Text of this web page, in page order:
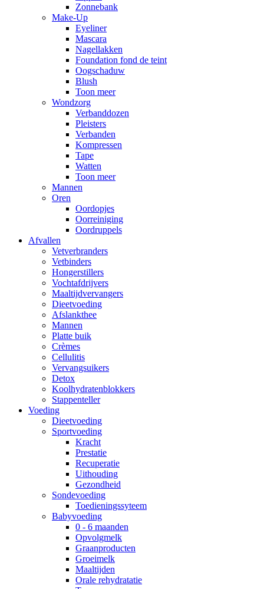
Zonnebank
Make-Up
Eyeliner
Mascara
Nagellakken
Foundation fond de teint
Oogschaduw
Blush
Toon meer
Wondzorg
Verbanddozen
Pleisters
Verbanden
Kompressen
Tape
Watten
Toon meer
Mannen
Oren
Oordopjes
Oorreiniging
Oordruppels
Afvallen
Vetverbranders
Vetbinders
Hongerstillers
Vochtafdrijvers
Maaltijdvervangers
Dieetvoeding
Afslankthee
Mannen
Platte buik
Crèmes
Cellulitis
Vervangsuikers
Detox
Koolhydratenblokkers
Stappenteller
Voeding
Dieetvoeding
Sportvoeding
Kracht
Prestatie
Recuperatie
Uithouding
Gezondheid
Sondevoeding
Toedieningssyteem
Babyvoeding
0 - 6 maanden
Opvolgmelk
Graanproducten
Groeimelk
Maaltijden
Orale rehydratatie